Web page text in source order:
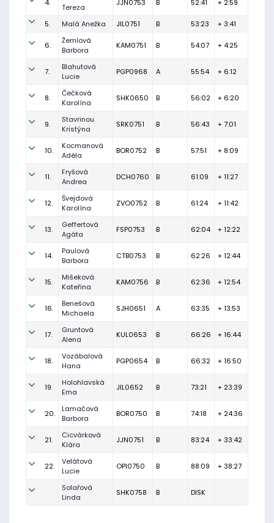
4.
Tereza
JJN0753 B 52:41 + 2:59
5. Malá Anežka JIL0751 B 53:23 + 3:41
6.
Žemlová
Barbora
KAM0751 B 54:07 + 4:25
7.
Blahutová
Lucie
PGP0968 A 55:54 + 6:12
8.
Čečková
Karolína
SHK0650 B 56:02 + 6:20
9.
Stavrinou
Kristýna
SRK0751 B 56:43 + 7:01
10.
Kocmanová
Adéla
BOR0752 B 57:51 + 8:09
11.
Fryšová
Andrea
DCH0760 B 61:09 + 11:27
12.
Švejdová
Karolína
ZVO0752 B 61:24 + 11:42
13.
Geffertová
Agáta
FSP0753 B 62:04 + 12:22
14.
Paulová
Barbora
CTB0753 B 62:26 + 12:44
15.
Mišeková
Kateřina
KAM0756 B 62:36 + 12:54
16.
Benešová
Michaela
SJH0651 A 63:35 + 13:53
17.
Gruntová
Alena
KUL0653 B 66:26 + 16:44
18.
Vozábalová
Hana
PGP0654 B 66:32 + 16:50
19.
Holohlavská
Ema
JIL0652 B 73:21 + 23:39
20.
Lamačová
Barbora
BOR0750 B 74:18 + 24:36
21.
Cicvárková
Klára
JJN0751 B 83:24 + 33:42
22.
Velátová
Lucie
OPI0750 B 88:09 + 38:27
Solařová
Linda
SHK0758 B DISK